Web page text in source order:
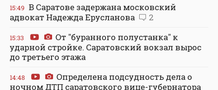
15:49 В Саратове задержана московский
адвокат Надежда Ерусланова
2
15:33
От "буранного полустанка" к
ударной стройке. Саратовский вокзал вырос
до третьего этажа
14:48
Определена подсудность дела о
ночном ДТП саратовского вице-губернатора